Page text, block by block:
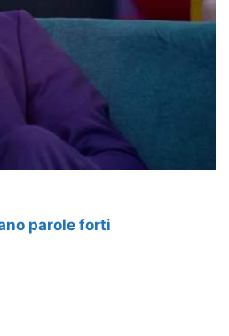
parole forti